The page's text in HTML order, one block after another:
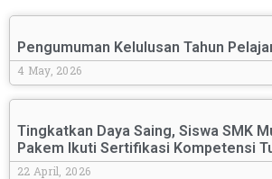
Pengumuman Kelulusan Tahun
4 May, 2026
Tingkatkan Daya Saing, Siswa SMK
Pakem Ikuti Sertifikasi Kompetensi
22 April, 2026